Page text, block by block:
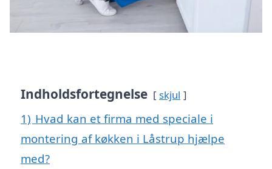
Indholdsfortegnelse skjul
1) Hvad kan et firma med speciale i
montering af køkken i Låstrup hjælpe
med?